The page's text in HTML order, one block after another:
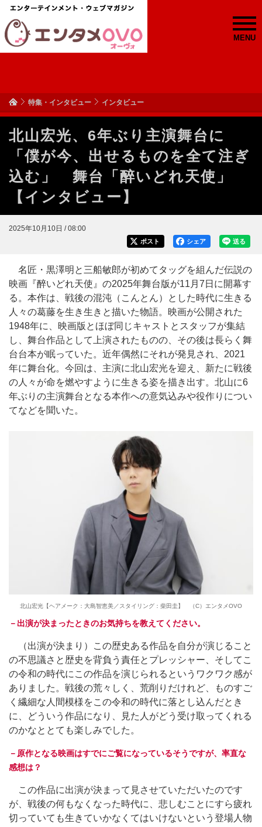
MENU
特集・インタビュー インタビュー
北山宏光、6年ぶり主演舞台に
「僕が今、出せるものを全て注ぎ
込む」 舞台「醉いどれ天使」
【インタビュー】
2025年10月10日 / 08:00
送る
シェア
ポスト
名匠・黒澤明と三船敏郎が初めてタッグを組んだ伝説の
映画『醉いどれ天使』の2025年舞台版が11月7日に開幕す
る。本作は、戦後の混沌（こんとん）とした時代に生きる
人々の葛藤を生き生きと描いた物語。映画が公開された
1948年に、映画版とほぼ同じキャストとスタッフが集結
し、舞台作品として上演されたものの、その後は長らく舞
台台本が眠っていた。近年偶然にそれが発見され、2021
年に舞台化。今回は、主演に北山宏光を迎え、新たに戦後
の人々が命を燃やすように生きる姿を描き出す。北山に6
年ぶりの主演舞台となる本作への意気込みや役作りについ
てなどを聞いた。
北山宏光【ヘアメーク：大島智恵美／スタイリング：柴田圭】 （C）エンタメOVO
－出演が決まったときのお気持ちを教えてください。
（出演が決まり）この歴史ある作品を自分が演じること
の不思議さと歴史を背負う責任とプレッシャー、そしてこ
の令和の時代にこの作品を演じられるというワクワク感が
ありました。戦後の荒々しく、荒削りだけれど、ものすご
く繊細な人間模様をこの令和の時代に落とし込んだとき
に、どういう作品になり、見た人がどう受け取ってくれる
のかなととても楽しみでした。
－原作となる映画はすでにご覧になっているそうですが、率直な
感想は？
この作品に出演が決まって見させていただいたのです
が、戦後の何もなくなった時代に、悲しむことにすら疲れ
切っていても生きていかなくてはいけないという登場人物